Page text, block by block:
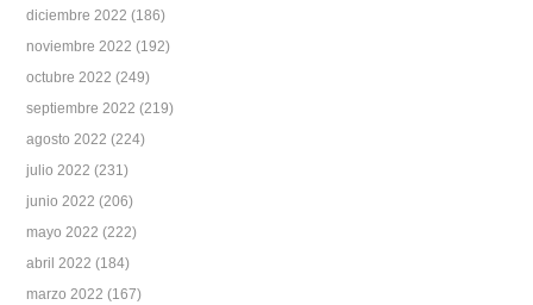
diciembre 2022 (186)
noviembre 2022 (192)
octubre 2022 (249)
septiembre 2022 (219)
agosto 2022 (224)
julio 2022 (231)
junio 2022 (206)
mayo 2022 (222)
abril 2022 (184)
marzo 2022 (167)